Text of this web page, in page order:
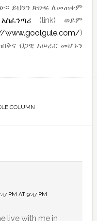
ይህንን ጽሁፍ ለመጠቀም
(link) ወይም
www.goolgule.com/)
ህጋዊ አሠራር መሆኑን
COLUMN
PM AT 9:47 PM
live with me in